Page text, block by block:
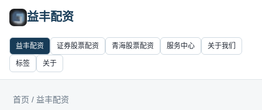
益丰配资
益丰配资 证券股票配资 青海股票配资 服务中心 关于我们
标签 关于
首页 / 益丰配资